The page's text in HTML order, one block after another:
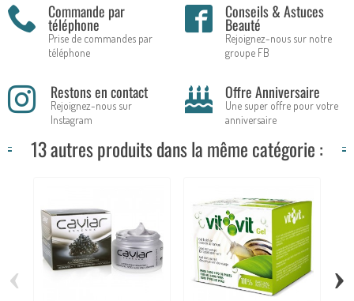
Commande par
téléphone
Prise de commandes par
téléphone
Conseils & Astuces
Beauté
Rejoignez-nous sur notre
groupe FB
Restons en contact
Rejoignez-nous sur
Instagram
Offre Anniversaire
Une super offre pour votre
anniversaire
13 autres produits dans la même catégorie :
‹ ›